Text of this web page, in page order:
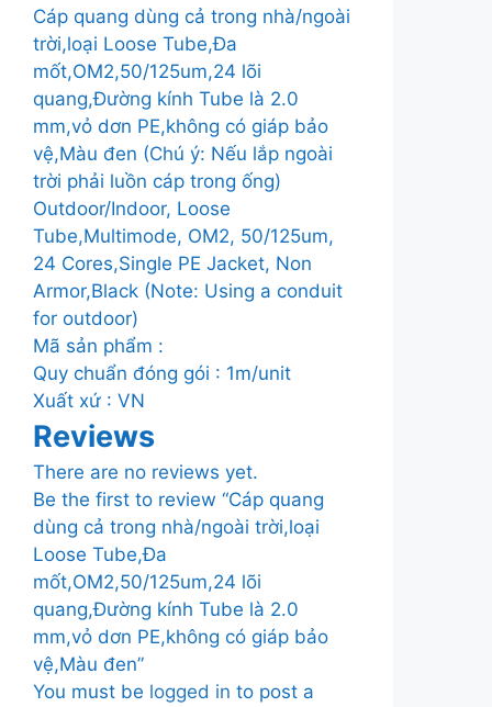
mốt,OM2,50/125um,24
lõi
quang,Đường
kính
Tube
là
2.0
mm,vỏ
dơn
PE,không
có
giáp
bảo
vệ,Màu
đen
quantity
Cáp quang dùng cả trong nhà/ngoài
trời,loại Loose Tube,Đa
mốt,OM2,50/125um,24 lõi
quang,Đường kính Tube là 2.0
mm,vỏ dơn PE,không có giáp bảo
vệ,Màu đen (Chú ý: Nếu lắp ngoài
trời phải luồn cáp trong ống)
Outdoor/Indoor, Loose
Tube,Multimode, OM2, 50/125um,
24 Cores,Single PE Jacket, Non
Armor,Black (Note: Using a conduit
for outdoor)
Mã sản phẩm :
Quy chuẩn đóng gói : 1m/unit
Xuất xứ : VN
Reviews
There are no reviews yet.
Be the first to review “Cáp quang
dùng cả trong nhà/ngoài trời,loại
Loose Tube,Đa
mốt,OM2,50/125um,24 lõi
quang,Đường kính Tube là 2.0
mm,vỏ dơn PE,không có giáp bảo
vệ,Màu đen”
You must be logged in to post a